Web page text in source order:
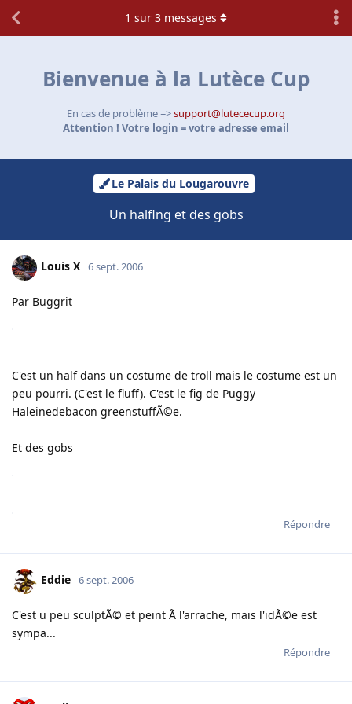
Bienvenue à la Lutèce Cup
En cas de problème =>support@lutececup.org
Attention ! Votre login = votre adresse email
Le Palais du Lougarouvre
Un halflng et des gobs
1 sur 3 messages
Louis X 6 sept. 2006
Par Buggrit
C'est un half dans un costume de troll mais le costume est un
peu pourri. (C'est le fluff). C'est le fig de Puggy
Haleinedebacon greenstuffÃ©e.
Et des gobs
Répondre
Eddie 6 sept. 2006
C'est u peu sculptÃ© et peint Ã l'arrache, mais l'idÃ©e est
sympa...
Répondre